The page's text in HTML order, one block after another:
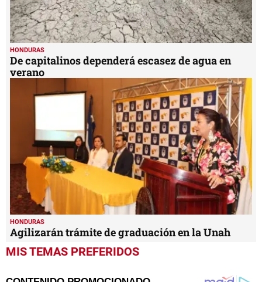
HONDURAS
De capitalinos dependerá escasez de agua en
verano
HONDURAS
Agilizarán trámite de graduación en la Unah
MIS TEMAS PREFERIDOS